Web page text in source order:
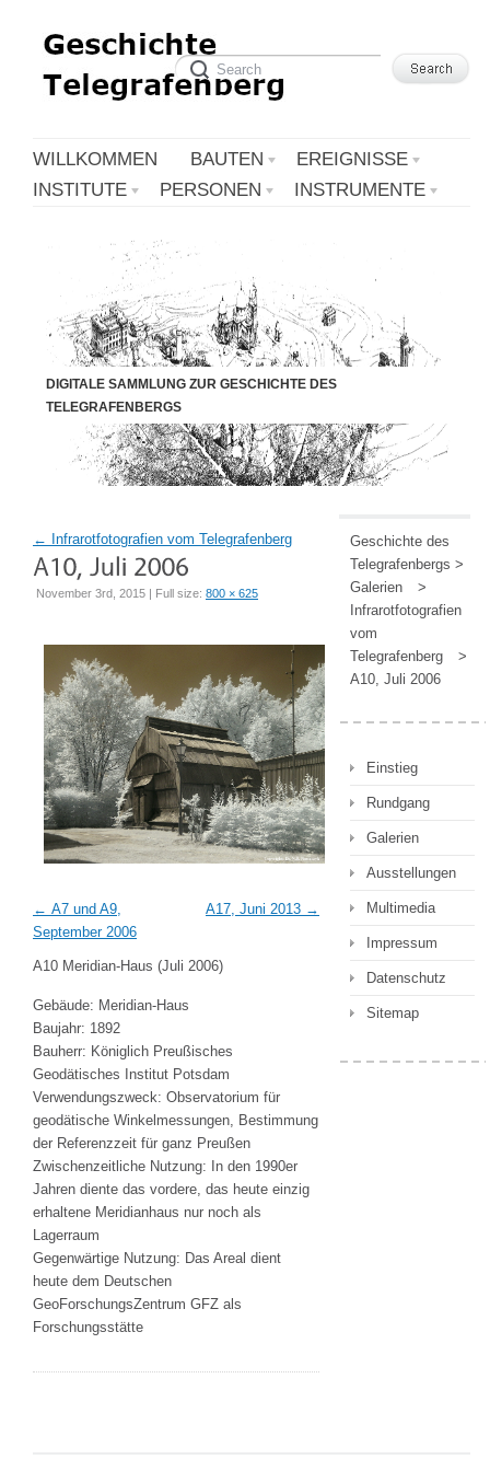
WILLKOMMEN BAUTEN
EREIGNISSE
INSTITUTE
PERSONEN INSTRUMENTE
DIGITALE SAMMLUNG ZUR GESCHICHTE DES
TELEGRAFENBERGS
← Infrarotfotografien vom Telegrafenberg
November 3rd, 2015 | Full size: 800 × 625
A7 und A9,
September 2006
A17, Juni 2013
A10 Meridian-Haus (Juli 2006)
Gebäude: Meridian-Haus
Baujahr: 1892
Bauherr: Königlich Preußisches
Geodätisches Institut Potsdam
Verwendungszweck: Observatorium für
geodätische Winkelmessungen, Bestimmung
der Referenzzeit für ganz Preußen
Zwischenzeitliche Nutzung: In den 1990er
Jahren diente das vordere, das heute einzig
erhaltene Meridianhaus nur noch als
Lagerraum
Gegenwärtige Nutzung: Das Areal dient
heute dem Deutschen
GeoForschungsZentrum GFZ als
Forschungsstätte
Geschichte des
Telegrafenbergs >
Galerien
>
Infrarotfotografien
vom
Telegrafenberg
>
A10, Juli 2006
Einstieg
Rundgang
Galerien
Ausstellungen
Multimedia
Impressum
Datenschutz
Sitemap